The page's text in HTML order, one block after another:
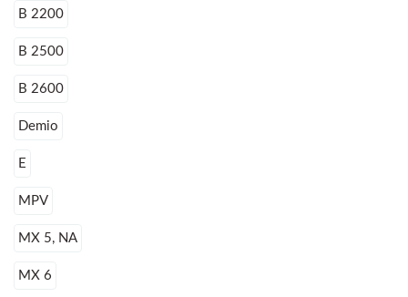
B 2200
B 2500
B 2600
Demio
E
MPV
MX 5, NA
MX 6